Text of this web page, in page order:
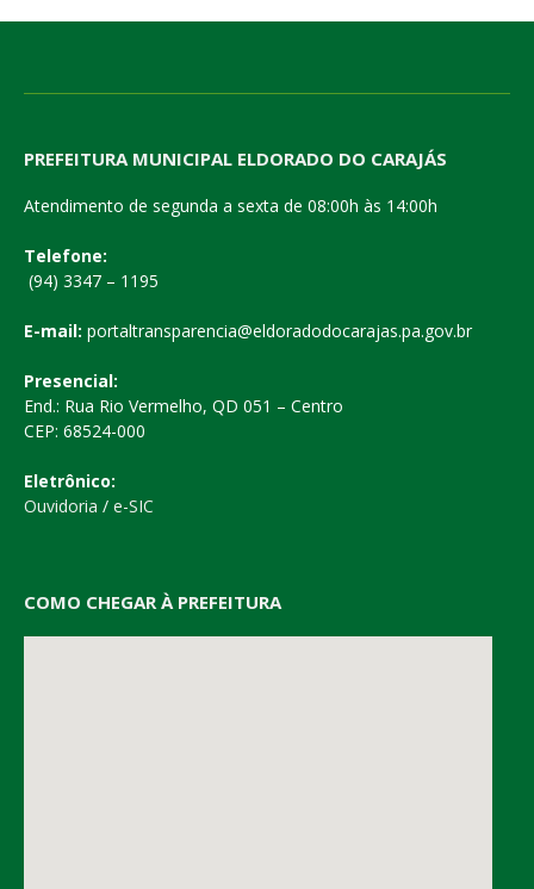
PREFEITURA MUNICIPAL ELDORADO DO CARAJÁS
Atendimento de segunda a sexta de 08:00h às 14:00h
Telefone:
(94) 3347 – 1195
E-mail: portaltransparencia@eldoradodocarajas.pa.gov.br
Presencial:
End.: Rua Rio Vermelho, QD 051 – Centro
CEP: 68524-000
Eletrônico:
Ouvidoria / e-SIC
COMO CHEGAR À PREFEITURA